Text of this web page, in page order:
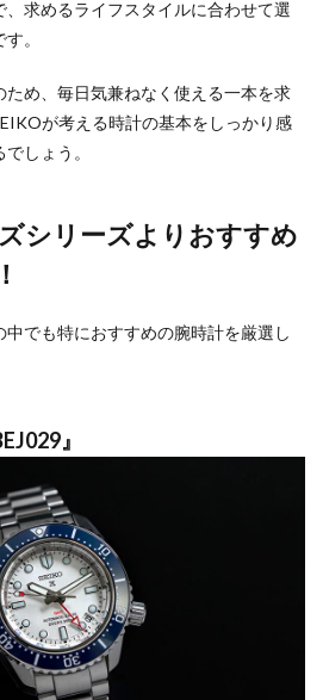
求めるライフスタイルに合わせて選
。
め、毎日気兼ねなく使える一本を求
が考える時計の基本をしっかり感
しょう。
シリーズよりおすすめ
でも特におすすめの腕時計を厳選し
』